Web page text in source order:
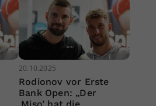
20.10.2025
Rodionov vor Erste
Bank Open: „Der